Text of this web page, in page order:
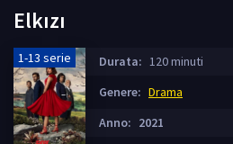
Elkızı
1-13 serie Durata: 120 minuti
Genere: Drama
Anno: 2021